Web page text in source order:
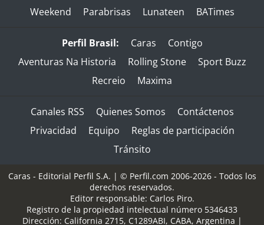
Weekend
Parabrisas Lunateen BATimes
Perfil Brasil: Caras
Contigo
Aventuras Na Historia
Rolling Stone
Sport Buzz
Recreio
Maxima
Canales RSS Quienes Somos
Contáctenos
Privacidad
Equipo
Reglas de participación
Tránsito
Caras - Editorial Perfil S.A. | © Perfil.com 2006-2026 - Todos los
derechos reservados.
Editor responsable: Carlos Piro.
Registro de la propiedad intelectual número 5346433
Dirección: California 2715, C1289ABI, CABA, Argentina |